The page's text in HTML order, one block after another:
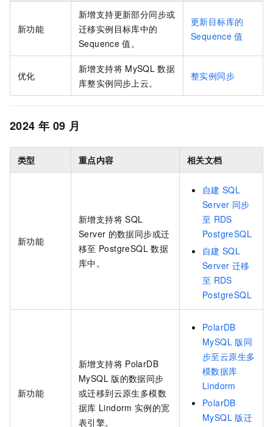
新功能
新增支持更新部分同步或
迁移实例目标库中的
Sequence 值。
更新目标库的
Sequence 值
优化
新增支持将 MySQL 数据
库整实例同步上云。
整实例同步
2024 年 09 月
类型 重点内容 相关文档
新功能
新增支持将 SQL
Server 的数据同步或迁
移至 PostgreSQL 数据
库中。
自建 SQL
Server 同步
至 RDS
PostgreSQL
自建 SQL
Server 迁移
至 RDS
PostgreSQL
新功能
新增支持将 PolarDB
MySQL 版的数据同步
或迁移到云原生多模数
据库 Lindorm 实例的宽
表引擎。
PolarDB
MySQL 版同
步至云原生多
模数据库
Lindorm
PolarDB
MySQL 版迁